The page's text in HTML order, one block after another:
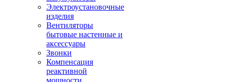
Электроустановочные
изделия
Вентиляторы
бытовые настенные и
аксессуары
Звонки
Компенсация
реактивной
мощности